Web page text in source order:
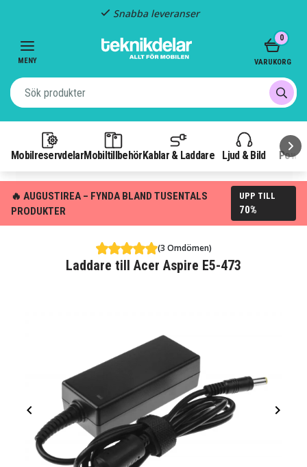
Snabba leveranser
MENY
MobilreservdelarMobiltillbehör Kablar & Laddare Ljud & Bild
0
VARUKORG
🔥 AUGUSTIREA – FYNDA BLAND TUSENTALS
PRODUKTER
UPP TILL
70%
(3 Omdömen)
Laddare till Acer Aspire E5-473